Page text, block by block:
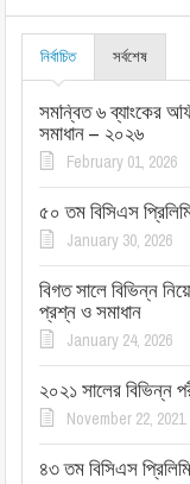
নির্বাচিত সর্বশেষ
সমন্বিত ৬ ব্যাংকের
সমাধান – ২০২৬
February 01, 2026
৫০ তম বিসিএস
January 30, 2026
বিগত সালে বিভিন্ন
প্রশ্ন ও সমাধান
January 24, 2026
২০২১ সালের বিভিন্ন
November 22, 2021
৪৩ তম বিসিএস